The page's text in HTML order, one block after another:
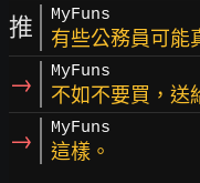
推 MyFuns
有些公務員可能
→ MyFuns
不如不要買，送
→ MyFuns
這樣。